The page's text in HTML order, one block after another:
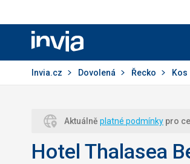
Invia.cz
Invia.cz Dovolená Řecko Kos
Aktuálně platné podmínky pro
Hotel Thalasea